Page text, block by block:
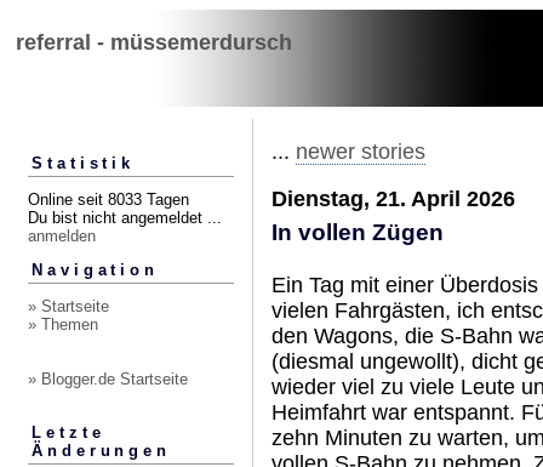
referral - müssemerdursch
Statistik
Online seit 8033 Tagen
Du bist nicht angemeldet ...
anmelden
Navigation
» Startseite
» Themen
» Blogger.de Startseite
Letzte
Änderungen
... newer stories
Dienstag, 21. April 2026
In vollen Zügen
Ein Tag mit einer
vielen Fahrgästen, ich
den Wagons, die S-Bahn
(diesmal ungewollt), dicht
wieder viel zu viele Leute
Heimfahrt war entspannt.
zehn Minuten zu warten,